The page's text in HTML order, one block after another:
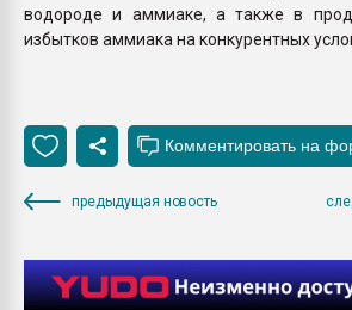
водороде и аммиаке, а также в
избытков аммиака на конкурентных
предыдущая новость